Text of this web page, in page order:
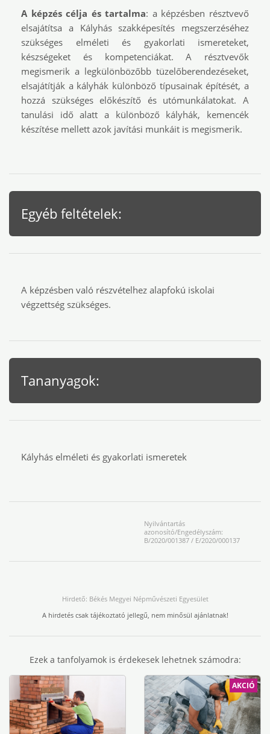
A képzés célja és tartalma: a képzésben résztvevő
elsajátítsa a Kályhás szakképesítés megszerzéséhez
szükséges elméleti és gyakorlati ismereteket,
készségeket és kompetenciákat. A résztvevők
megismerik a legkülönbözőbb tüzelőberendezéseket,
elsajátítják a kályhák különböző típusainak építését, a
hozzá szükséges előkészítő és utómunkálatokat. A
tanulási idő alatt a különböző kályhák, kemencék
készítése mellett azok javítási munkáit is megismerik.
Egyéb feltételek:
A képzésben való részvételhez alapfokú iskolai
végzettség szükséges.
Tananyagok:
Kályhás elméleti és gyakorlati ismeretek
Nyilvántartás
azonosító/Engedélyszám:
B/2020/001387 / E/2020/000137
Hirdető: Békés Megyei Népművészeti Egyesület
A hirdetés csak tájékoztató jellegű, nem minősül ajánlatnak!
Ezek a tanfolyamok is érdekesek lehetnek számodra:
AKCIÓ